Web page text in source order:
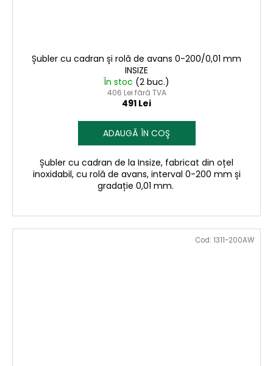
Șubler cu cadran și rolă de avans 0-200/0,01 mm
INSIZE
În stoc (2 buc.)
406 Lei fără TVA
491 Lei
ADAUGĂ ÎN COŞ
Șubler cu cadran de la Insize, fabricat din oțel
inoxidabil, cu rolă de avans, interval 0-200 mm și
gradație 0,01 mm.
Cod: 1311-200AW